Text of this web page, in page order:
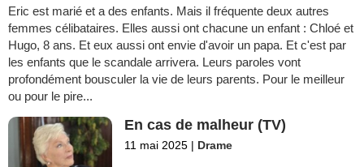
Eric est marié et a des enfants. Mais il fréquente deux autres
femmes célibataires. Elles aussi ont chacune un enfant : Chloé et
Hugo, 8 ans. Et eux aussi ont envie d'avoir un papa. Et c'est par
les enfants que le scandale arrivera. Leurs paroles vont
profondément bousculer la vie de leurs parents. Pour le meilleur
ou pour le pire...
En cas de malheur (TV)
11 mai 2025 | Drame